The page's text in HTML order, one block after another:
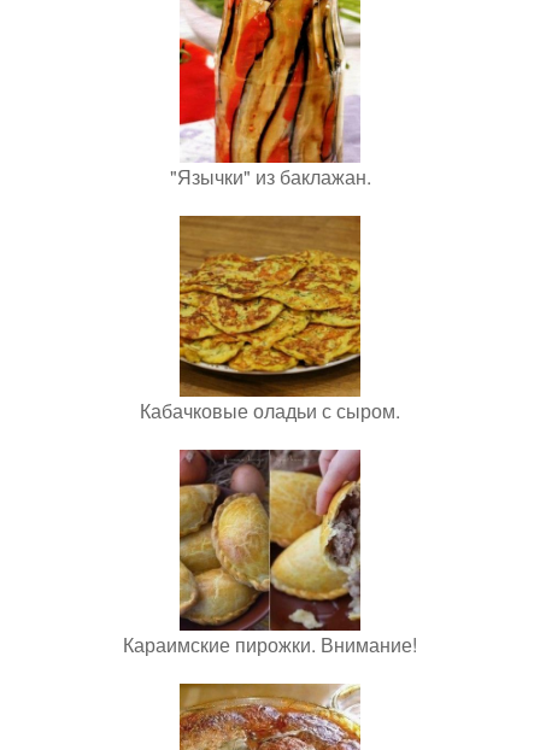
"Язычки" из баклажан.
Кабачковые оладьи с сыром.
Караимские пирожки. Внимание!